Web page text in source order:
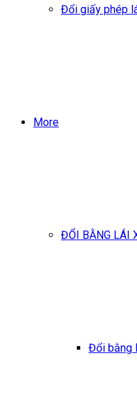
Đổi giấy phép
More
ĐỔI BẰNG LÁI
Đổi bằng